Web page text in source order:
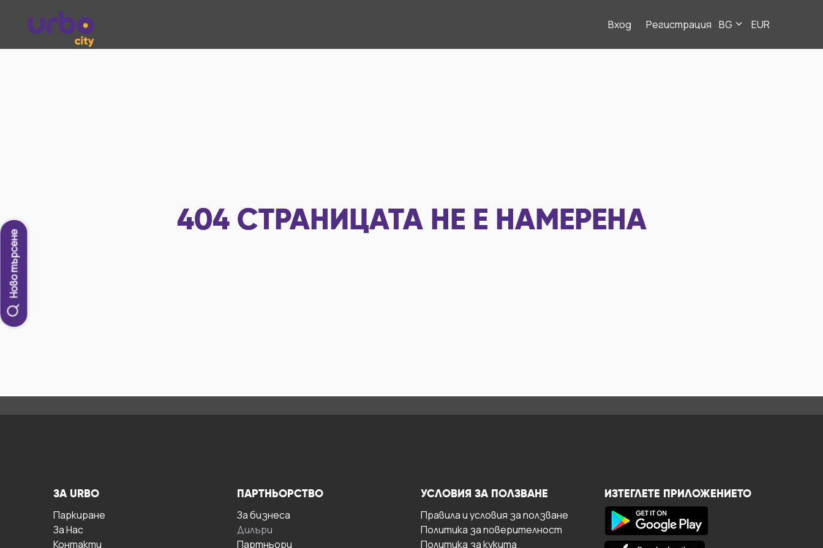
Вход Регистрация BG EUR
Ново търсене
404 СТРАНИЦАТА НЕ Е НАМЕРЕНА
ЗА URBO
Паркиране
За Hас
Контакти
ПАРТНЬОРСТВО
За бизнесa
Дилъри
Партньори
УСЛОВИЯ ЗА ПОЛЗВАНЕ
Правила и условия за ползване
Политика за поверителност
Политика за кукита
ИЗТЕГЛЕТЕ ПРИЛОЖЕНИЕТО